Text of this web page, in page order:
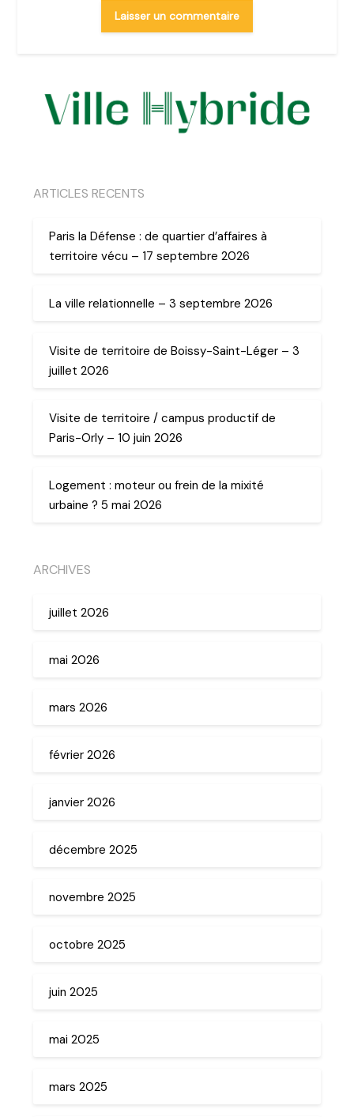
ARTICLES RECENTS
Paris la Défense : de quartier d’affaires à
territoire vécu – 17 septembre 2026
La ville relationnelle – 3 septembre 2026
Visite de territoire de Boissy-Saint-Léger – 3
juillet 2026
Visite de territoire / campus productif de
Paris-Orly – 10 juin 2026
Logement : moteur ou frein de la mixité
urbaine ? 5 mai 2026
ARCHIVES
juillet 2026
mai 2026
mars 2026
février 2026
janvier 2026
décembre 2025
novembre 2025
octobre 2025
juin 2025
mai 2025
mars 2025